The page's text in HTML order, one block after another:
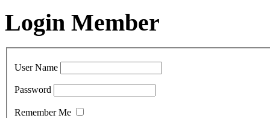
Login Member
User Name
Password
Remember Me